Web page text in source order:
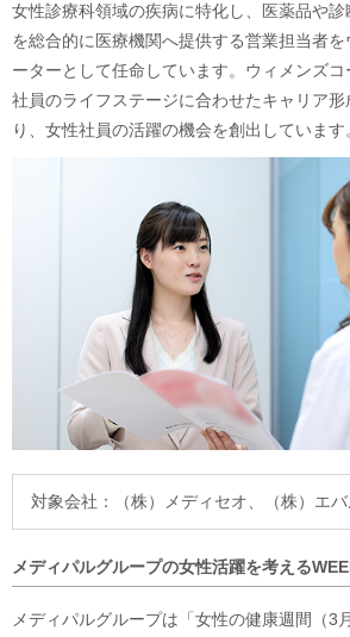
女性診療科領域の疾病に特化し、医薬品や
を総合的に医療機関へ提供する営業担当者
ーターとして任命しています。ウィメンズ
社員のライフステージに合わせたキャリア
り、女性社員の活躍の機会を創出しています
対象会社： （株）メディセオ、 （株）エバ
メディパルグループの女性活躍を考える
メディパルグループは「女性の健康週間（3